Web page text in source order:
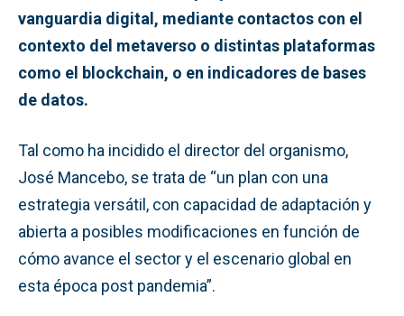
vanguardia digital, mediante contactos con el
contexto del metaverso o distintas plataformas
como el blockchain, o en indicadores de bases
de datos.
Tal como ha incidido el director del organismo,
José Mancebo, se trata de “un plan con una
estrategia versátil, con capacidad de adaptación y
abierta a posibles modificaciones en función de
cómo avance el sector y el escenario global en
esta época post pandemia”.